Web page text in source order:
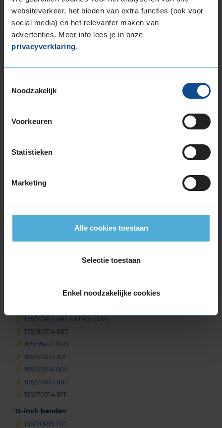
websiteverkeer, het bieden van extra functies (ook voor
social media) en het relevanter maken van
advertenties. Meer info lees je in onze
privacyverklaring.
Noodzakelijk
Voorkeuren
Statistieken
Marketing
Alle cookies toestaan
Selectie toestaan
Enkel noodzakelijke cookies
Balanceren
1
Beschikbare bandenmaten
155/65R14 75T
175/65R14 82T
175/70R14 88T EXTRALOAD
175/80R14 88T
185/55R14 80H
185/60R14 82H
185/65R14 86H
185/70R14 88T
195/70R14 91T
15-inch banden
135/70R15 70T